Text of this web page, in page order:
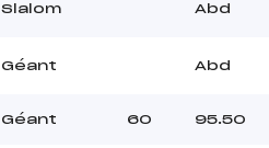
Slalom Abd
Géant Abd
Géant 60 95.50